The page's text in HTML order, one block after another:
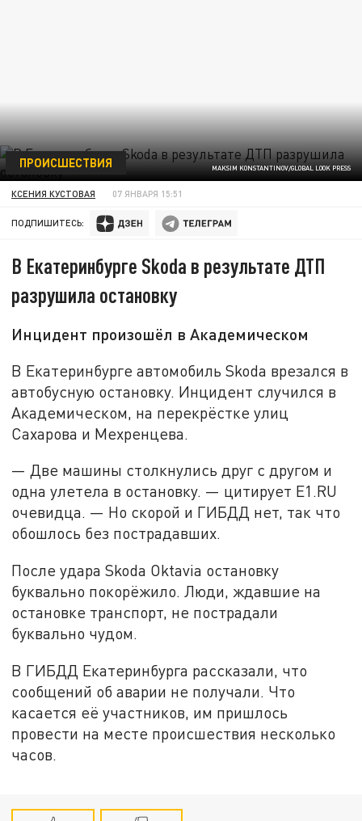
MAKSIM KONSTANTINOV/GLOBAL LOOK PRESS
ПРОИСШЕСТВИЯ
КСЕНИЯ КУСТОВАЯ 07 ЯНВАРЯ 15:51
ПОДПИШИТЕСЬ:
В Екатеринбурге Skoda в результате ДТП
разрушила остановку
Инцидент произошёл в Академическом
В Екатеринбурге автомобиль Skoda врезался в
автобусную остановку. Инцидент случился в
Академическом, на перекрёстке улиц
Сахарова и Мехренцева.
— Две машины столкнулись друг с другом и
одна улетела в остановку. — цитирует Е1.RU
очевидца. — Но скорой и ГИБДД нет, так что
обошлось без пострадавших.
После удара Skoda Oktavia остановку
буквально покорёжило. Люди, ждавшие на
остановке транспорт, не пострадали
буквально чудом.
В ГИБДД Екатеринбурга рассказали, что
сообщений об аварии не получали. Что
касается её участников, им пришлось
провести на месте происшествия несколько
часов.